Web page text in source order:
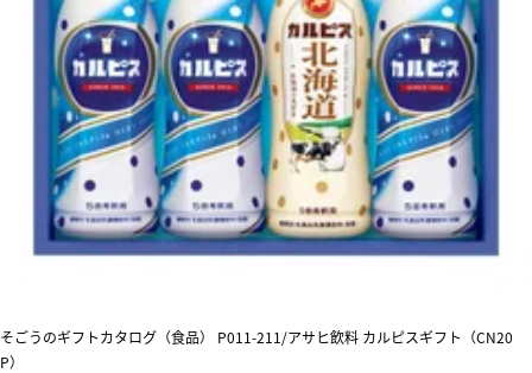
そごうのギフトカタログ（食品） P011-211/アサヒ飲料 カルピスギフト（CN20
P）